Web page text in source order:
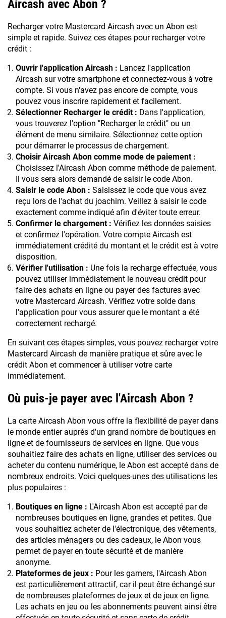
Aircash avec Abon ?
Recharger votre Mastercard Aircash avec un Abon est
simple et rapide. Suivez ces étapes pour recharger votre
crédit :
Ouvrir l'application Aircash : Lancez l'application
Aircash sur votre smartphone et connectez-vous à votre
compte. Si vous n'avez pas encore de compte, vous
pouvez vous inscrire rapidement et facilement.
Sélectionner Recharger le crédit : Dans l'application,
vous trouverez l'option "Recharger le crédit" ou un
élément de menu similaire. Sélectionnez cette option
pour démarrer le processus de chargement.
Choisir Aircash Abon comme mode de paiement :
Choisissez l'Aircash Abon comme méthode de paiement.
Il vous sera alors demandé de saisir le code Abon.
Saisir le code Abon : Saisissez le code que vous avez
reçu lors de l'achat du joachim. Veillez à saisir le code
exactement comme indiqué afin d'éviter toute erreur.
Confirmer le chargement : Vérifiez les données saisies
et confirmez l'opération. Votre compte Aircash est
immédiatement crédité du montant et le crédit est à votre
disposition.
Vérifier l'utilisation : Une fois la recharge effectuée, vous
pouvez utiliser immédiatement le nouveau crédit pour
faire des achats en ligne ou payer des factures avec
votre Mastercard Aircash. Vérifiez votre solde dans
l'application pour vous assurer que le montant a été
correctement rechargé.
En suivant ces étapes simples, vous pouvez recharger votre
Mastercard Aircash de manière pratique et sûre avec le
crédit Abon et commencer à utiliser votre carte
immédiatement.
Où puis-je payer avec l'Aircash Abon ?
La carte Aircash Abon vous offre la flexibilité de payer dans
le monde entier auprès d'un grand nombre de boutiques en
ligne et de fournisseurs de services en ligne. Que vous
souhaitiez faire des achats en ligne, utiliser des services ou
acheter du contenu numérique, le Abon est accepté dans de
nombreux endroits. Voici quelques-unes des utilisations les
plus populaires :
Boutiques en ligne : L'Aircash Abon est accepté par de
nombreuses boutiques en ligne, grandes et petites. Que
vous souhaitiez acheter de l'électronique, des vêtements,
des articles ménagers ou des cadeaux, le Abon vous
permet de payer en toute sécurité et de manière
anonyme.
Plateformes de jeux : Pour les gamers, l'Aircash Abon
est particulièrement attractif, car il peut être échangé sur
de nombreuses plateformes de jeux et de jeux en ligne.
Les achats en jeu ou les abonnements peuvent ainsi être